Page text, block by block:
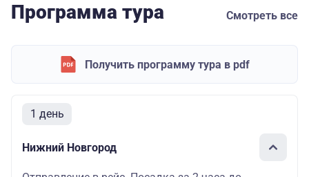
Программа тура Смотреть все
Получить программу тура в pdf
1 день
Нижний Новгород